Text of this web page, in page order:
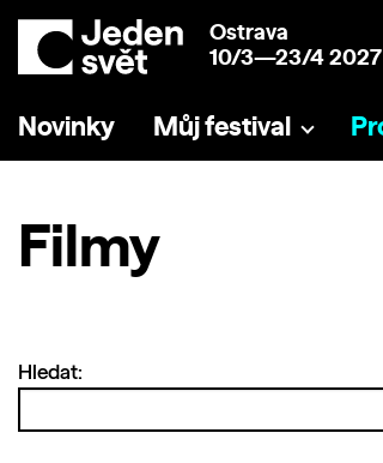
Ostrava
10/3—23/4 2027
Novinky Můj festival
Filmy
Hledat: